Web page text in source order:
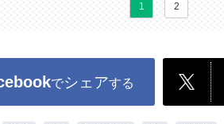
1 2
でシェアする